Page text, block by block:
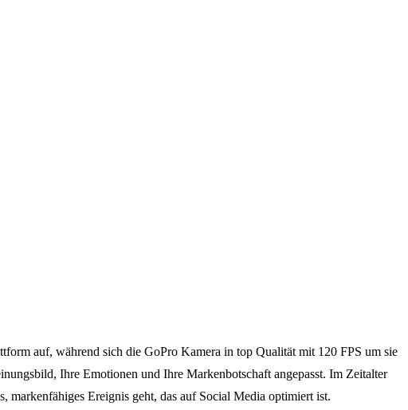
auf, während sich die GoPro Kamera in top Qualität mit 120 FPS um sie
Ihre Emotionen und Ihre Markenbotschaft angepasst. Im Zeitalter
markenfähiges Ereignis geht, das auf Social Media optimiert ist.